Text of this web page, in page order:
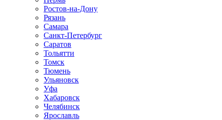
Ростов-на-Дону
Рязань
Самара
Санкт-Петербург
Саратов
Тольятти
Томск
Тюмень
Ульяновск
Уфа
Хабаровск
Челябинск
Ярославль